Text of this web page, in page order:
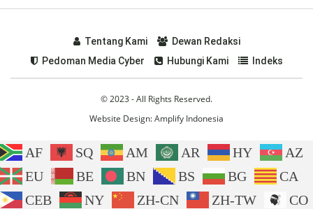
Tentang Kami
Dewan Redaksi
Pedoman Media Cyber
Hubungi Kami Indeks
© 2023 - All Rights Reserved.
Website Design:Amplify Indonesia
AF SQ AM AR HY
AZ
EU
BE BN BS BG
CA
CEB
NY ZH-CN ZH-TW
CO